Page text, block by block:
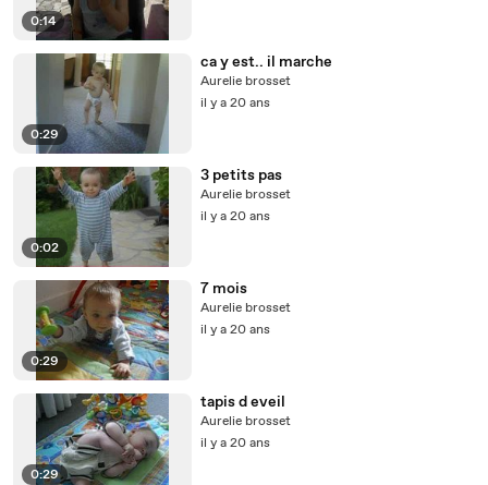
0:14
0:29
ca y est.. il marche
Aurelie brosset
il y a 20 ans
0:02
3 petits pas
Aurelie brosset
il y a 20 ans
0:29
7 mois
Aurelie brosset
il y a 20 ans
0:29
tapis d eveil
Aurelie brosset
il y a 20 ans